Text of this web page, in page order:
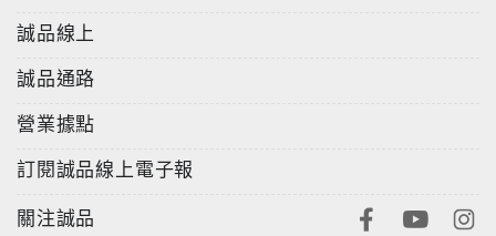
誠品線上
誠品通路
營業據點
訂閱誠品線上電子報
關注誠品